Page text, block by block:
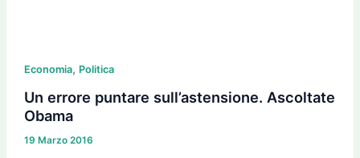
Economia, Politica
Un errore puntare sull’astensione. Ascoltate
Obama
19 Marzo 2016
errore
puntare
sull’astensione.
Obama